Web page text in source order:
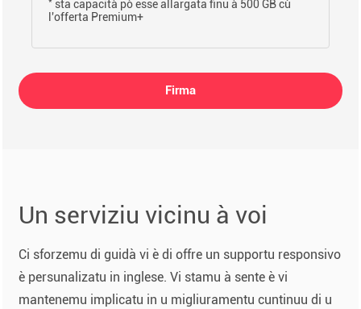
sta capacità pò esse allargata finu à 500 GB cù
l'offerta Premium+
Firma
Un serviziu vicinu à voi
Ci sforzemu di guidà vi è di offre un supportu responsivo
è persunalizatu in inglese. Vi stamu à sente è vi
mantenemu implicatu in u migliuramentu cuntinuu di u